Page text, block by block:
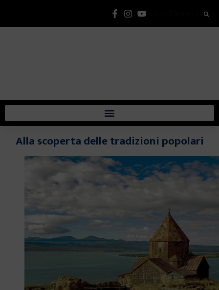
Alla scoperta delle tradizioni popolari